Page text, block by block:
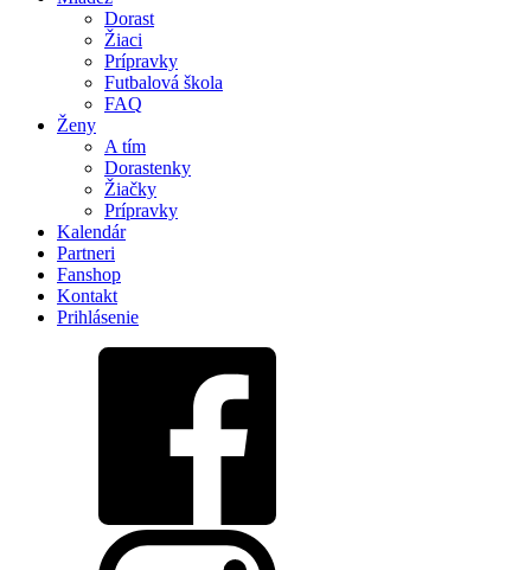
Dorast
Žiaci
Prípravky
Futbalová škola
FAQ
Ženy
A tím
Dorastenky
Žiačky
Prípravky
Kalendár
Partneri
Fanshop
Kontakt
Prihlásenie